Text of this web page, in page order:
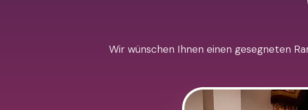
Wir wünschen Ihnen einen gesegneten